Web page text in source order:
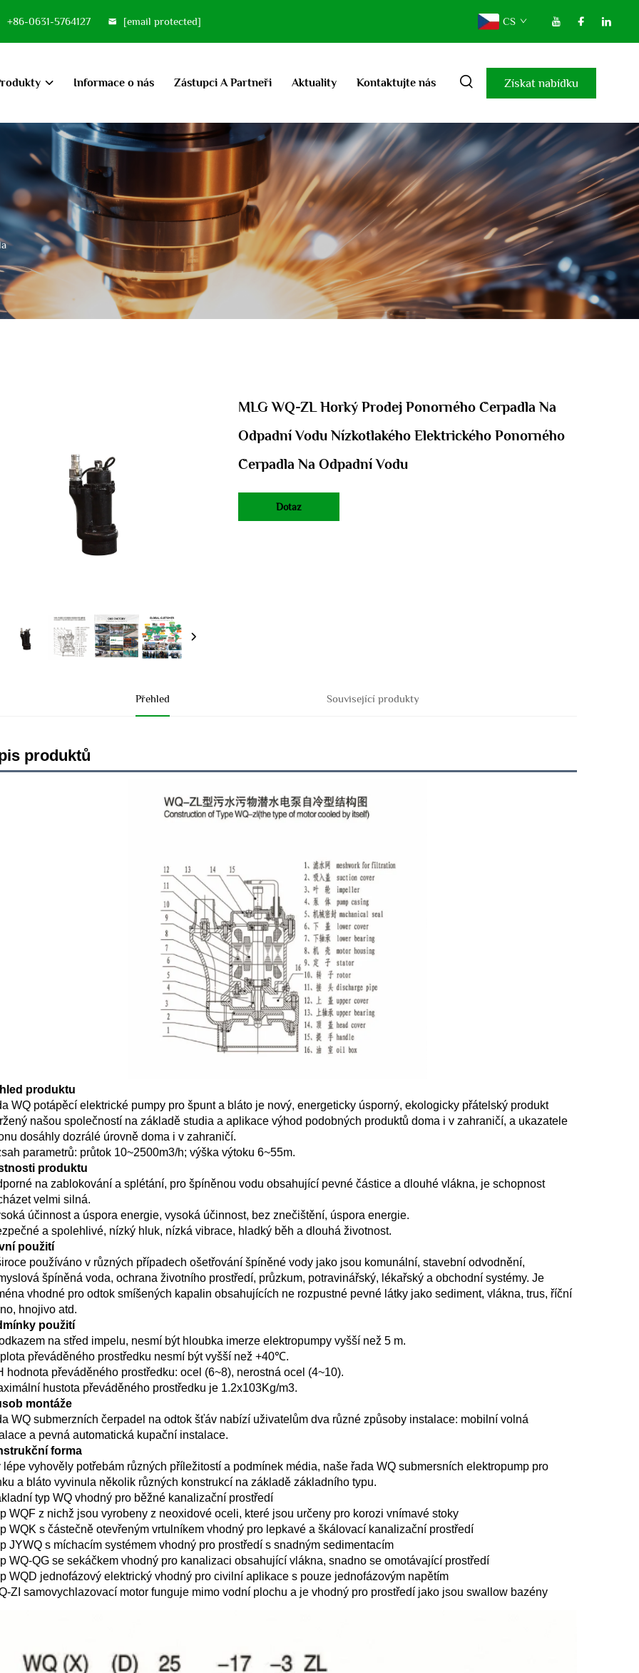
+86-0631-5764127 [email protected] CS
Informace o nás Zástupci A Partneři Aktuality Kontaktujte nás Získat nabídku
MLG WQ-ZL Horký Prodej Ponorného Čerpadla Na
Odpadní Vodu Nízkotlakého Elektrického Ponorného
Čerpadla Na Odpadní Vodu
Dotaz
Přehled Související produkty
produktů
produktu
WQ potápěcí elektrické pumpy pro špunt a bláto je nový, energeticky úsporný, ekologicky přátelský produkt
našou společností na základě studia a aplikace výhod podobných produktů doma i v zahraničí, a ukazatele
dosáhly dozrálé úrovně doma i v zahraničí.
parametrů: průtok 10~2500m3/h; výška výtoku 6~55m.
produktu
na zablokování a splétání, pro špíněnou vodu obsahující pevné částice a dlouhé vlákna, je schopnost
velmi silná.
účinnost a úspora energie, vysoká účinnost, bez znečištění, úspora energie.
a spolehlivé, nízký hluk, nízká vibrace, hladký běh a dlouhá životnost.
použití
používáno v různých případech ošetřování špíněné vody jako jsou komunální, stavební odvodnění,
špíněná voda, ochrana životního prostředí, průzkum, potravinářský, lékařský a obchodní systémy. Je
vhodné pro odtok smíšených kapalin obsahujících ne rozpustné pevné látky jako sediment, vlákna, trus, říční
hnojivo atd.
použití
na střed impelu, nesmí být hloubka imerze elektropumpy vyšší než 5 m.
převáděného prostředku nesmí být vyšší než +40℃.
hodnota převáděného prostředku: ocel (6~8), nerostná ocel (4~10).
hustota převáděného prostředku je 1.2x103Kg/m3.
montáže
WQ submerzních čerpadel na odtok šťáv nabízí uživatelům dva různé způsoby instalace: mobilní volná
a pevná automatická kupační instalace.
forma
lépe vyhověly potřebám různých příležitostí a podmínek média, naše řada WQ submersních elektropump pro
a bláto vyvinula několik různých konstrukcí na základě základního typu.
typ WQ vhodný pro běžné kanalizační prostředí
WQF z nichž jsou vyrobeny z neoxidové oceli, které jsou určeny pro korozi vnímavé stoky
WQK s částečně otevřeným vrtulníkem vhodný pro lepkavé a škálovací kanalizační prostředí
JYWQ s míchacím systémem vhodný pro prostředí s snadným sedimentacím
WQ-QG se sekáčkem vhodný pro kanalizaci obsahující vlákna, snadno se omotávající prostředí
WQD jednofázový elektrický vhodný pro civilní aplikace s pouze jednofázovým napětím
ZI samovychlazovací motor funguje mimo vodní plochu a je vhodný pro prostředí jako jsou swallow bazény